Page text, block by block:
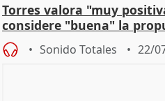
Torres valora "muy
considere "buena" la
Sonido Totales 22/